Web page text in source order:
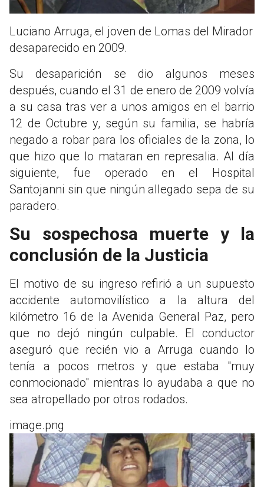
Luciano Arruga, el joven de Lomas del Mirador
desaparecido en 2009.
Su desaparición se dio algunos meses
después, cuando el 31 de enero de 2009 volvía
a su casa tras ver a unos amigos en el barrio
12 de Octubre y, según su familia, se habría
negado a robar para los oficiales de la zona, lo
que hizo que lo mataran en represalia. Al día
siguiente, fue operado en el Hospital
Santojanni sin que ningún allegado sepa de su
paradero.
Su sospechosa muerte y la
conclusión de la Justicia
El motivo de su ingreso refirió a un supuesto
accidente automovilístico a la altura del
kilómetro 16 de la Avenida General Paz, pero
que no dejó ningún culpable. El conductor
aseguró que recién vio a Arruga cuando lo
tenía a pocos metros y que estaba "muy
conmocionado" mientras lo ayudaba a que no
sea atropellado por otros rodados.
image.png